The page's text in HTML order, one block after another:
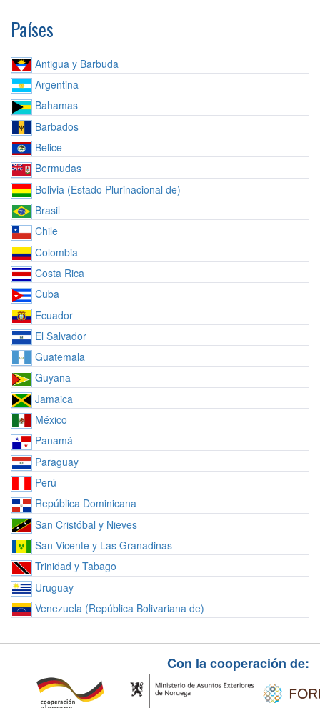
Países
Antigua y Barbuda
Argentina
Bahamas
Barbados
Belice
Bermudas
Bolivia (Estado Plurinacional de)
Brasil
Chile
Colombia
Costa Rica
Cuba
Ecuador
El Salvador
Guatemala
Guyana
Jamaica
México
Panamá
Paraguay
Perú
República Dominicana
San Cristóbal y Nieves
San Vicente y Las Granadinas
Trinidad y Tabago
Uruguay
Venezuela (República Bolivariana de)
Con la cooperación de: